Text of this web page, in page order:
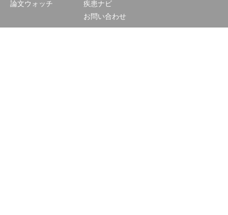
論文ウォッチ
疾患ナビ
お問い合わせ